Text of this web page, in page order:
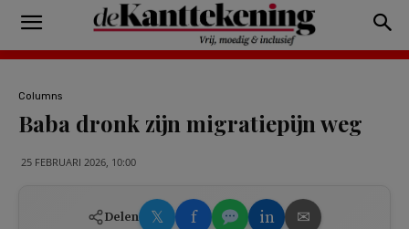
Columns
Baba dronk zijn migratiepijn weg
25 FEBRUARI 2026, 10:00
Delen 𝕏 f in ✉